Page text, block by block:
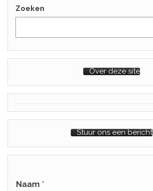
Zoeken
Over deze site
Stuur ons een bericht
Naam *